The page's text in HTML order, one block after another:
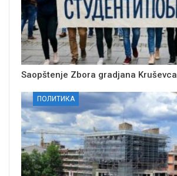
Saopštenje Zbora gradjana Kruševca
ПОЛИТИКА